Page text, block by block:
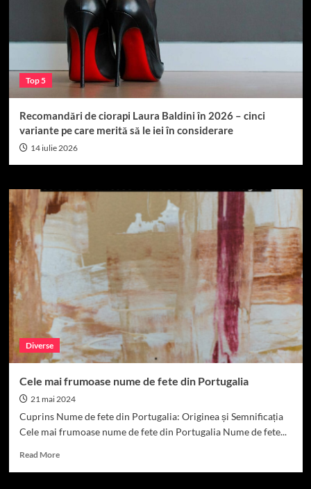
Top 5
Recomandări de ciorapi Laura Baldini în 2026 – cinci
variante pe care merită să le iei în considerare
14 iulie 2026
Diverse
Cele mai frumoase nume de fete din Portugalia
21 mai 2024
Cuprins Nume de fete din Portugalia: Originea și Semnificația
Cele mai frumoase nume de fete din Portugalia Nume de fete...
Read MoreRead